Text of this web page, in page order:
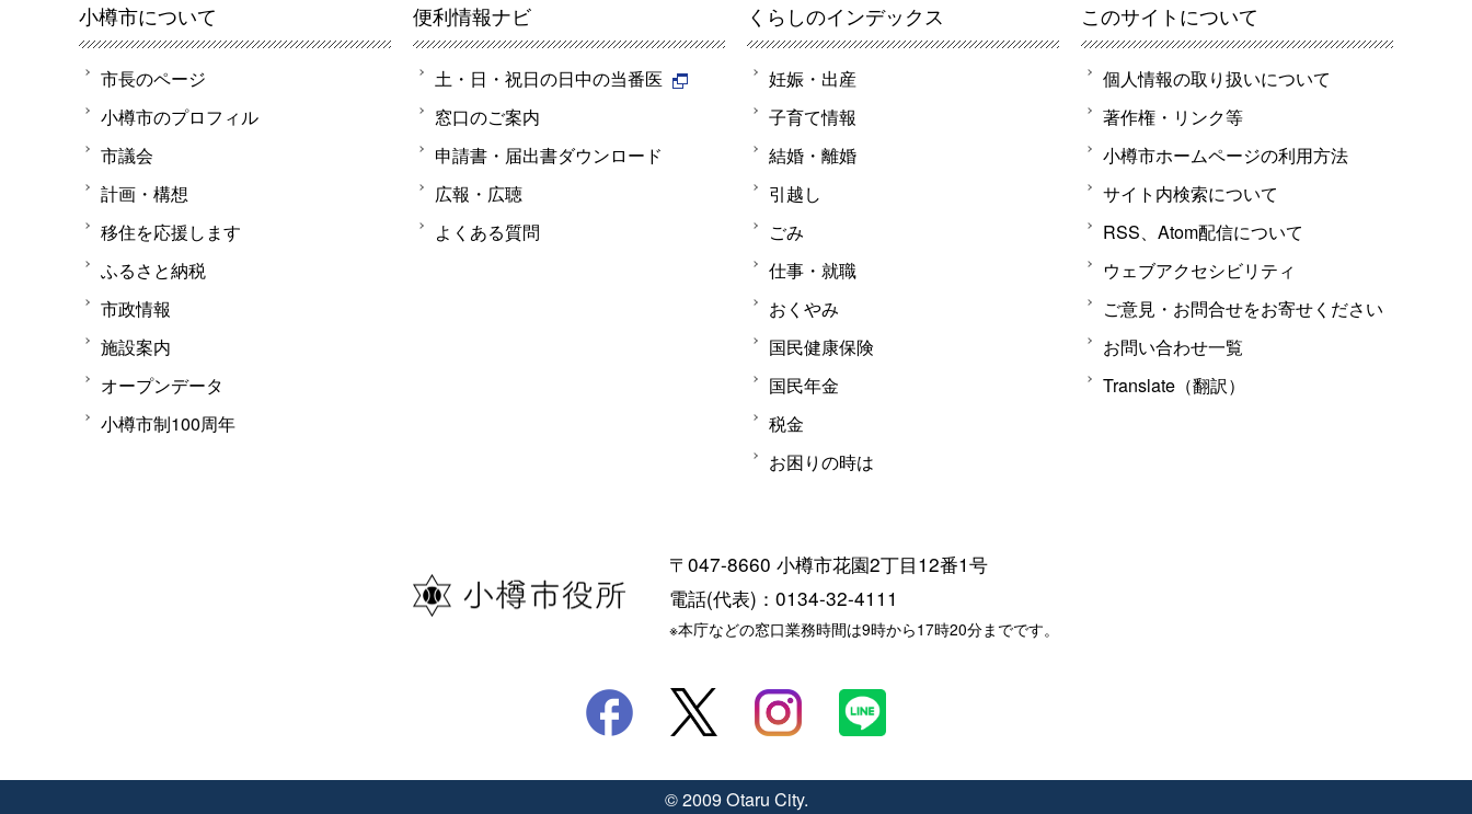
小樽市について
市長のページ
小樽市のプロフィル
市議会
計画・構想
移住を応援します
ふるさと納税
市政情報
施設案内
オープンデータ
小樽市制100周年
便利情報ナビ
土・日・祝日の日中の当番医
窓口のご案内
申請書・届出書ダウンロード
広報・広聴
よくある質問
くらしのインデックス
妊娠・出産
子育て情報
結婚・離婚
引越し
ごみ
仕事・就職
おくやみ
国民健康保険
国民年金
税金
お困りの時は
このサイトについて
個人情報の取り扱いについて
著作権・リンク等
小樽市ホームページの利用方法
サイト内検索について
RSS、Atom配信について
ウェブアクセシビリティ
ご意見・お問合せをお寄せください
お問い合わせ一覧
Translate（翻訳）
〒047-8660 小樽市花園2丁目12番1号
電話(代表)：0134-32-4111
※本庁などの窓口業務時間は9時から17時20分までです。
© 2009 Otaru City.